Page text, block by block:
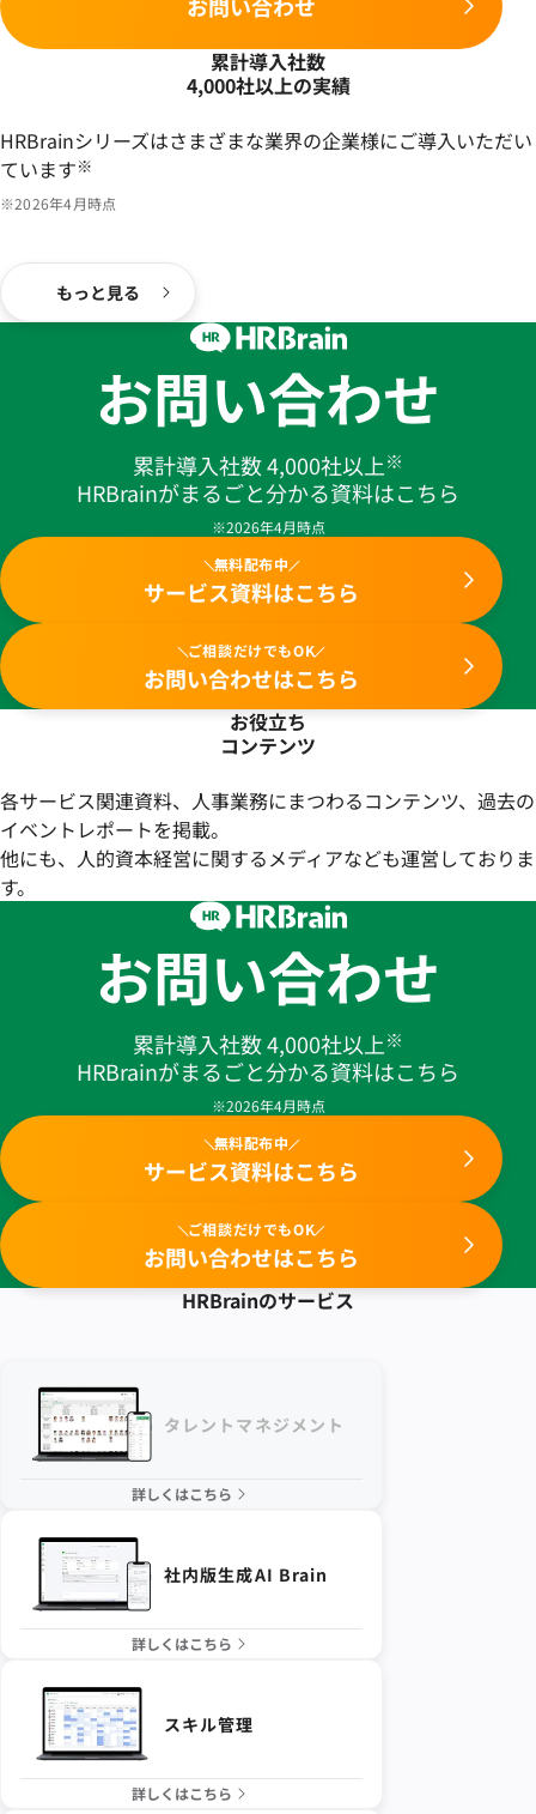
お問い合わせ
累計導入社数
4,000社以上の実績
HRBrainシリーズはさまざまな業界の企業様にご導入いただい
ています※
※2026年4月時点
もっと見る
お問い合わせ
累計導入社数 4,000社以上※
HRBrainがまるごと分かる資料はこちら
※2026年4月時点
無料配布中
サービス資料はこちら
ご相談だけでもOK
お問い合わせはこちら
お役立ち
コンテンツ
各サービス関連資料、人事業務にまつわるコンテンツ、過去の
イベントレポートを掲載。
他にも、人的資本経営に関するメディアなども運営しておりま
す。
お問い合わせ
累計導入社数 4,000社以上※
HRBrainがまるごと分かる資料はこちら
※2026年4月時点
無料配布中
サービス資料はこちら
ご相談だけでもOK
お問い合わせはこちら
HRBrainのサービス
タレントマネジメント
詳しくはこちら
社内版生成AI Brain
詳しくはこちら
スキル管理
詳しくはこちら